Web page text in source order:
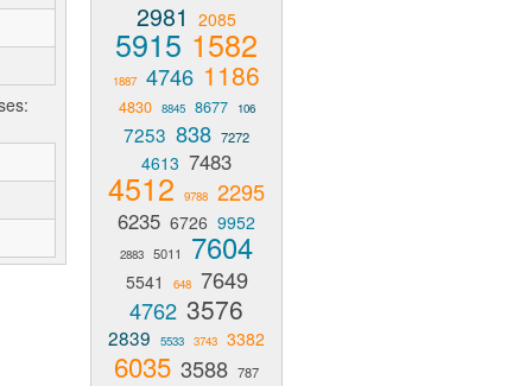
2981 2085
5915 1582
1887 4746 1186
4830 8845 8677 106
7253 838 7272
4613 7483
4512 9788 2295
6235 6726 9952
2883 5011 7604
5541 648
7649
4762 3576
2839 5533 3743 3382
6035 3588 787